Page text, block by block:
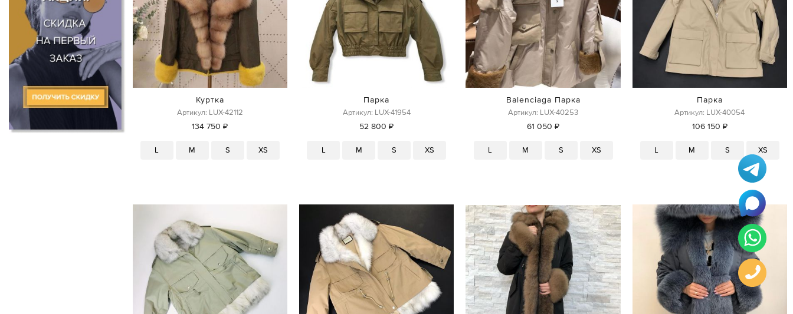
Куртка
Артикул: LUX-42112
134 750 ₽
L M S XS
Парка
Артикул: LUX-41954
52 800 ₽
L M S XS
Balenciaga Парка
Артикул: LUX-40253
61 050 ₽
L M S XS
Парка
Артикул: LUX-40054
106 150 ₽
L M S XS